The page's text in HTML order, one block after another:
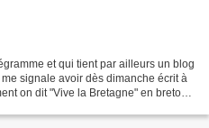
et qui tient par ailleurs un blog
signale avoir dès dimanche écrit à
on dit "Vive la Bretagne" en breton.